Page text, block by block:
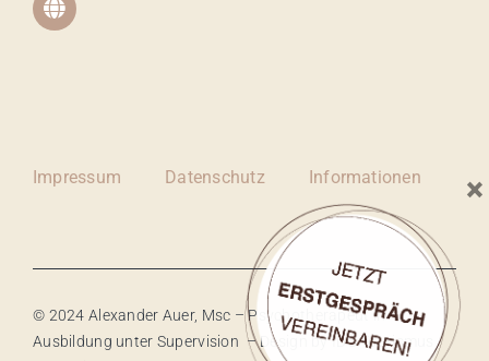
Impressum Datenschutz Informationen
© 2024 Alexander Auer, Msc – Psychotherapeut in
Ausbildung unter Supervision – Design byIDC Tourismus
×